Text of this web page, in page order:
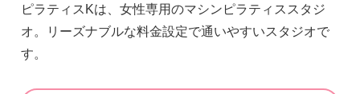
ピラティスKは、女性専用のマシンピラティススタジ
オ。リーズナブルな料金設定で通いやすいスタジオで
す。